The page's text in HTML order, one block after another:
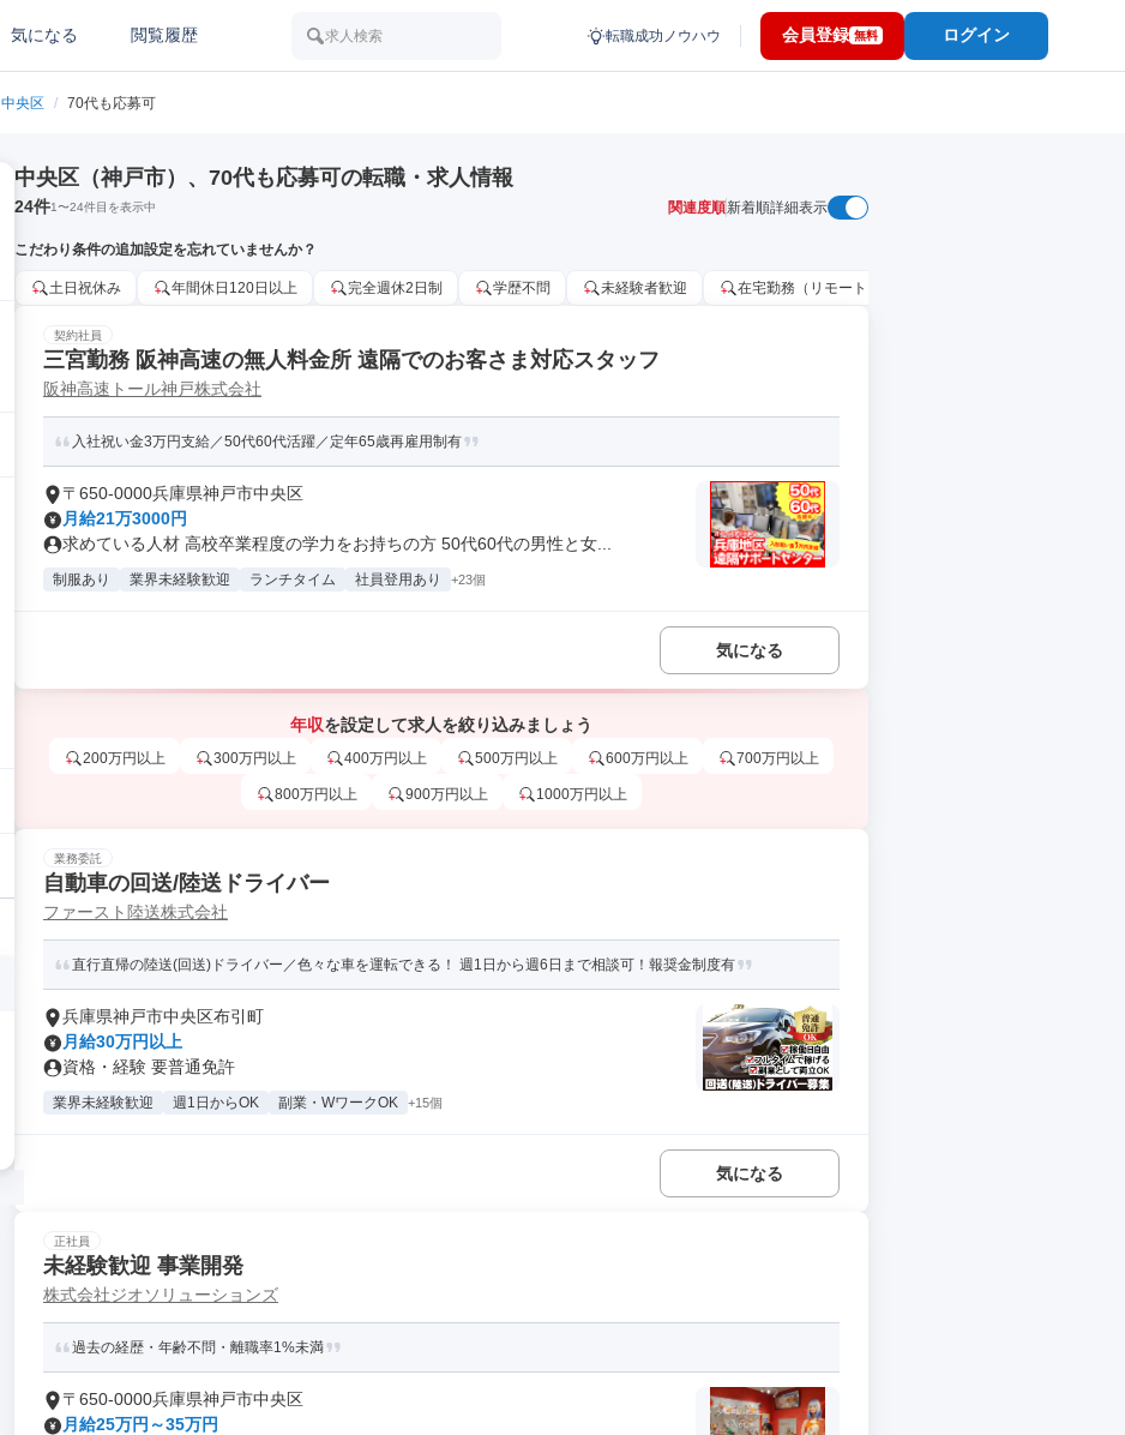
気になる 閲覧履歴 求人検索 転職成功ノウハウ 会員登録 無料 ログイン
中央区 / 70代も応募可
中央区（神戸市）、70代も応募可の転職・求人情報
24件1〜24件目を表示中 関連度順新着順詳細表示
こだわり条件の追加設定を忘れていませんか？
土日祝休み 年間休日120日以上 完全週休2日制 学歴不問 未経験者歓迎 在宅勤務（リモートワーク）OK
契約社員
三宮勤務 阪神高速の無人料金所 遠隔でのお客さま対応スタッフ
阪神高速トール神戸株式会社
入社祝い金3万円支給／50代60代活躍／定年65歳再雇用制有
〒650-0000兵庫県神戸市中央区
月給21万3000円
求めている人材 高校卒業程度の学力をお持ちの方 50代60代の男性と女...
制服あり 業界未経験歓迎 ランチタイム 社員登用あり +23個
気になる
年収を設定して求人を絞り込みましょう
200万円以上 300万円以上 400万円以上 500万円以上 600万円以上 700万円以上
800万円以上 900万円以上 1000万円以上
業務委託
自動車の回送/陸送ドライバー
ファースト陸送株式会社
直行直帰の陸送(回送)ドライバー／色々な車を運転できる！ 週1日から週6日まで相談可！報奨金制度有
兵庫県神戸市中央区布引町
月給30万円以上
資格・経験 要普通免許
業界未経験歓迎 週1日からOK 副業・WワークOK +15個
気になる
正社員
未経験歓迎 事業開発
株式会社ジオソリューションズ
過去の経歴・年齢不問・離職率1%未満
〒650-0000兵庫県神戸市中央区
月給25万円～35万円